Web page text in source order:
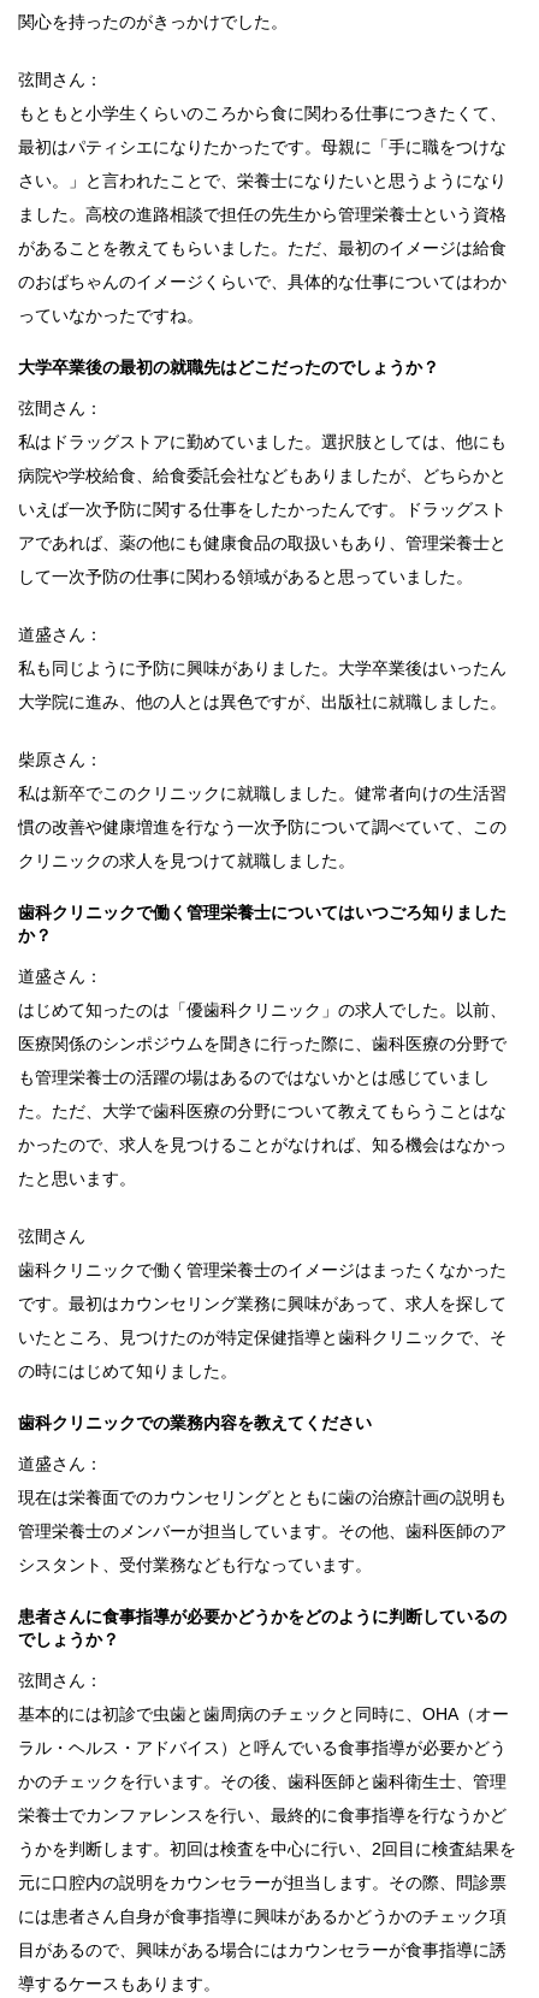
関心を持ったのがきっかけでした。
弦間さん：
もともと小学生くらいのころから食に関わる仕事につきたくて、
最初はパティシエになりたかったです。母親に「手に職をつけな
さい。」と言われたことで、栄養士になりたいと思うようになり
ました。高校の進路相談で担任の先生から管理栄養士という資格
があることを教えてもらいました。ただ、最初のイメージは給食
のおばちゃんのイメージくらいで、具体的な仕事についてはわか
っていなかったですね。
大学卒業後の最初の就職先はどこだったのでしょうか？
弦間さん：
私はドラッグストアに勤めていました。選択肢としては、他にも
病院や学校給食、給食委託会社などもありましたが、どちらかと
いえば一次予防に関する仕事をしたかったんです。ドラッグスト
アであれば、薬の他にも健康食品の取扱いもあり、管理栄養士と
して一次予防の仕事に関わる領域があると思っていました。
道盛さん：
私も同じように予防に興味がありました。大学卒業後はいったん
大学院に進み、他の人とは異色ですが、出版社に就職しました。
柴原さん：
私は新卒でこのクリニックに就職しました。健常者向けの生活習
慣の改善や健康増進を行なう一次予防について調べていて、この
クリニックの求人を見つけて就職しました。
歯科クリニックで働く管理栄養士についてはいつごろ知りました
か？
道盛さん：
はじめて知ったのは「優歯科クリニック」の求人でした。以前、
医療関係のシンポジウムを聞きに行った際に、歯科医療の分野で
も管理栄養士の活躍の場はあるのではないかとは感じていまし
た。ただ、大学で歯科医療の分野について教えてもらうことはな
かったので、求人を見つけることがなければ、知る機会はなかっ
たと思います。
弦間さん
歯科クリニックで働く管理栄養士のイメージはまったくなかった
です。最初はカウンセリング業務に興味があって、求人を探して
いたところ、見つけたのが特定保健指導と歯科クリニックで、そ
の時にはじめて知りました。
歯科クリニックでの業務内容を教えてください
道盛さん：
現在は栄養面でのカウンセリングとともに歯の治療計画の説明も
管理栄養士のメンバーが担当しています。その他、歯科医師のア
シスタント、受付業務なども行なっています。
患者さんに食事指導が必要かどうかをどのように判断しているの
でしょうか？
弦間さん：
基本的には初診で虫歯と歯周病のチェックと同時に、OHA（オー
ラル・ヘルス・アドバイス）と呼んでいる食事指導が必要かどう
かのチェックを行います。その後、歯科医師と歯科衛生士、管理
栄養士でカンファレンスを行い、最終的に食事指導を行なうかど
うかを判断します。初回は検査を中心に行い、2回目に検査結果を
元に口腔内の説明をカウンセラーが担当します。その際、問診票
には患者さん自身が食事指導に興味があるかどうかのチェック項
目があるので、興味がある場合にはカウンセラーが食事指導に誘
導するケースもあります。